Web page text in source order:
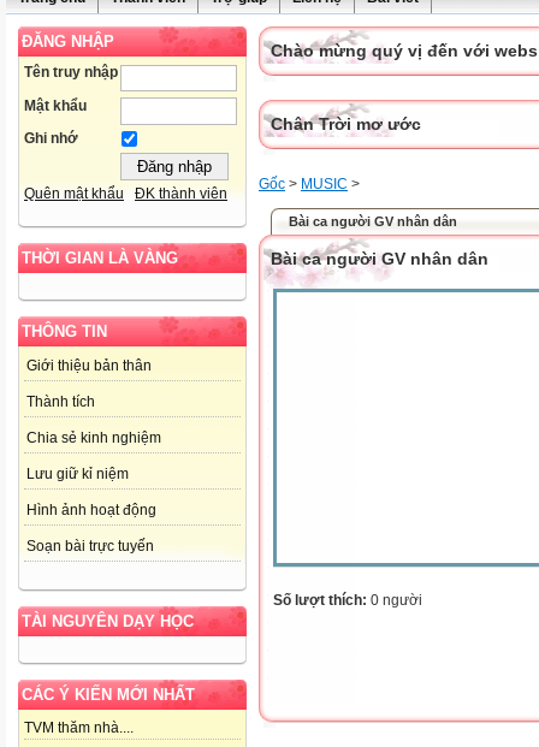
ĐĂNG NHẬP
Tên truy nhập
Mật khẩu
Ghi nhớ
Quên mật khẩu ĐK thành viên
THỜI GIAN LÀ VÀNG
THÔNG TIN
Giới thiệu bản thân
Thành tích
Chia sẻ kinh nghiệm
Lưu giữ kỉ niệm
Hình ảnh hoạt động
Soạn bài trực tuyến
TÀI NGUYÊN DẠY HỌC
CÁC Ý KIẾN MỚI NHẤT
TVM thăm nhà....
Chào mừng quý vị đến với
Chân Trời mơ ước
Gốc > MUSIC >
Bài ca người GV nhân dân
Bài ca người GV nhân dân
Số lượt thích: 0 người